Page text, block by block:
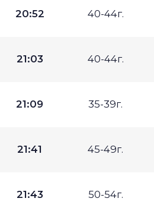
20:52 40-44г.
21:03 40-44г.
21:09 35-39г.
21:41 45-49г.
21:43 50-54г.